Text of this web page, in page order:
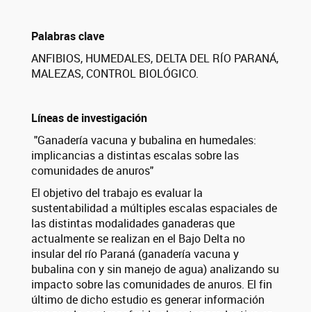
Palabras clave
ANFIBIOS, HUMEDALES, DELTA DEL RÍO PARANÁ,
MALEZAS, CONTROL BIOLÓGICO.
Líneas de investigación
"Ganadería vacuna y bubalina en humedales:
implicancias a distintas escalas sobre las
comunidades de anuros"
El objetivo del trabajo es evaluar la
sustentabilidad a múltiples escalas espaciales de
las distintas modalidades ganaderas que
actualmente se realizan en el Bajo Delta no
insular del río Paraná (ganadería vacuna y
bubalina con y sin manejo de agua) analizando su
impacto sobre las comunidades de anuros. El fin
último de dicho estudio es generar información